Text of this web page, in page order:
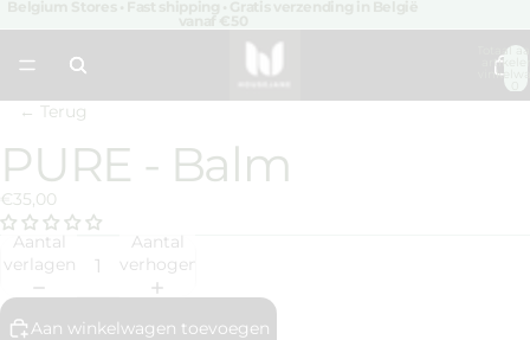
Totaal
← Terug
Afbeelding
openen
in
volledig
scherm
PURE - Balm
€35,00
Aantal
verlagen
Aantal
verhogen
Aan winkelwagen toevoegen